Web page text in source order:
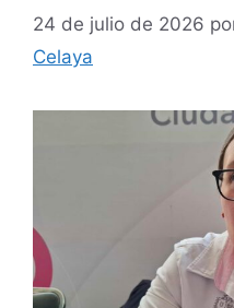
24 de julio de 2026
Celaya